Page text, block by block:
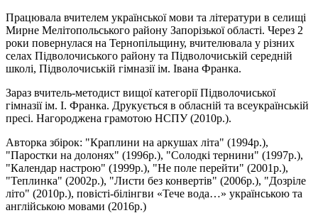
Працювала вчителем української мови та літератури в селищі
Мирне Мелітопольського району Запорізької області. Через 2
роки повернулася на Тернопільщину, вчителювала у різних
селах Підволочиського району та Підволочиській середній
школі, Підволочиській гімназії ім. Івана Франка.
Зараз вчитель-методист вищої категорії Підволочиської
гімназії ім. І. Франка. Друкується в обласній та всеукраїнській
пресі. Нагороджена грамотою НСПУ (2010р.).
Авторка збірок: "Краплини на аркушах літа" (1994р.),
"Паростки на долонях" (1996р.), "Солодкі тернини" (1997р.),
"Календар настрою" (1999р.), "Не поле перейти" (2001р.),
"Теплинка" (2002р.), "Листи без конвертів" (2006р.), "Дозріле
літо" (2010р.), повісті-білінгви «Тече вода…» українською та
англійською мовами (2016р.)